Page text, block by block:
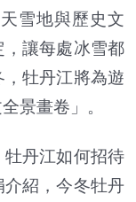
雪地與歷史文
讓每處冰雪都
牡丹江將為遊
景畫卷」。
丹江如何招待
紹，今冬牡丹